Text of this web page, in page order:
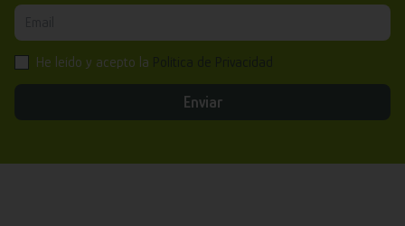
He leído y acepto la
Enviar